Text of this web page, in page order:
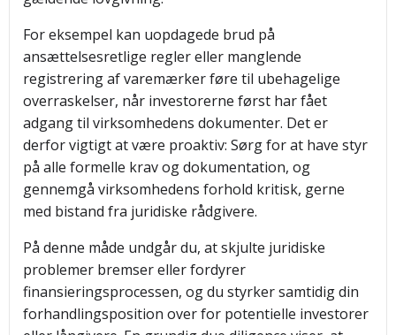
For eksempel kan uopdagede brud på
ansættelsesretlige regler eller manglende
registrering af varemærker føre til ubehagelige
overraskelser, når investorerne først har fået
adgang til virksomhedens dokumenter. Det er
derfor vigtigt at være proaktiv: Sørg for at have styr
på alle formelle krav og dokumentation, og
gennemgå virksomhedens forhold kritisk, gerne
med bistand fra juridiske rådgivere.
På denne måde undgår du, at skjulte juridiske
problemer bremser eller fordyrer
finansieringsprocessen, og du styrker samtidig din
forhandlingsposition over for potentielle investorer